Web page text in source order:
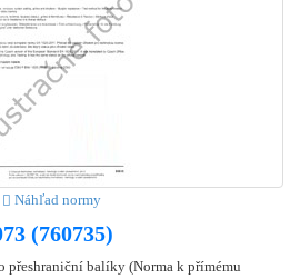
Náhľad normy
(760735)
přeshraniční balíky (Norma k přímému